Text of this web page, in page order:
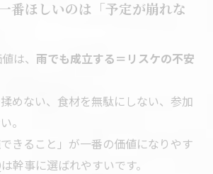
番ほしいのは「予定が崩れな
は、 雨でも成立する＝リスケの不安
めない、食材を無駄にしない、参加
。
きること」が一番の価値になりやす
幹事に選ばれやすいです。